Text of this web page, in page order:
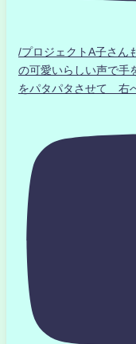
/プロジェクトA子さ
の可愛いらしい声で
をパタパタさせて 右